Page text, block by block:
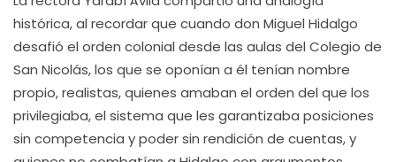
histórica, al recordar que cuando don Miguel Hidalgo
desafió el orden colonial desde las aulas del Colegio de
San Nicolás, los que se oponían a él tenían nombre
propio, realistas, quienes amaban el orden del que los
privilegiaba, el sistema que les garantizaba posiciones
sin competencia y poder sin rendición de cuentas, y